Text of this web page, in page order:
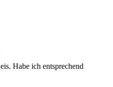
Habe ich entsprechend